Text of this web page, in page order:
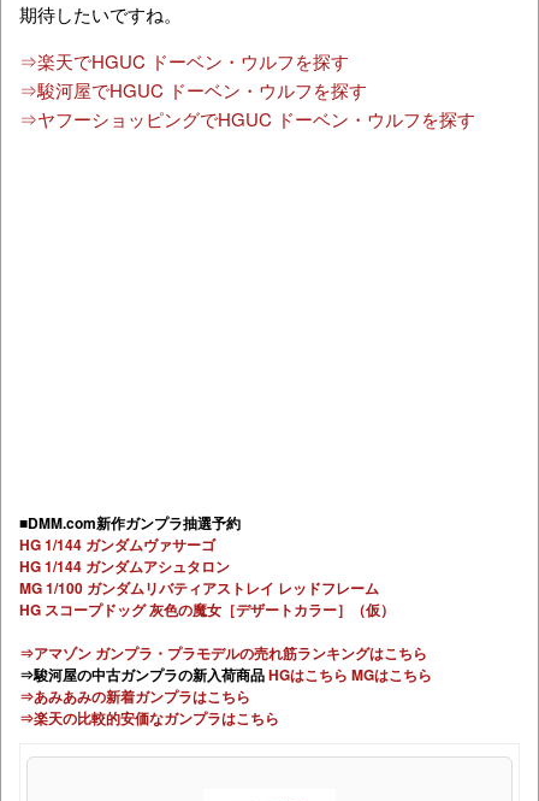
期待したいですね。
⇒楽天でHGUC ドーベン・ウルフを探す
⇒駿河屋でHGUC ドーベン・ウルフを探す
⇒ヤフーショッピングでHGUC ドーベン・ウルフを探す
■DMM.com新作ガンプラ抽選予約
HG 1/144 ガンダムヴァサーゴ
HG 1/144 ガンダムアシュタロン
MG 1/100 ガンダムリバティアストレイ レッドフレーム
HG スコープドッグ 灰色の魔女［デザートカラー］（仮）
⇒アマゾン ガンプラ・プラモデルの売れ筋ランキングはこちら
⇒駿河屋の中古ガンプラの新入荷商品HGはこちら MGはこちら
⇒あみあみの新着ガンプラはこちら
⇒楽天の比較的安価なガンプラはこちら